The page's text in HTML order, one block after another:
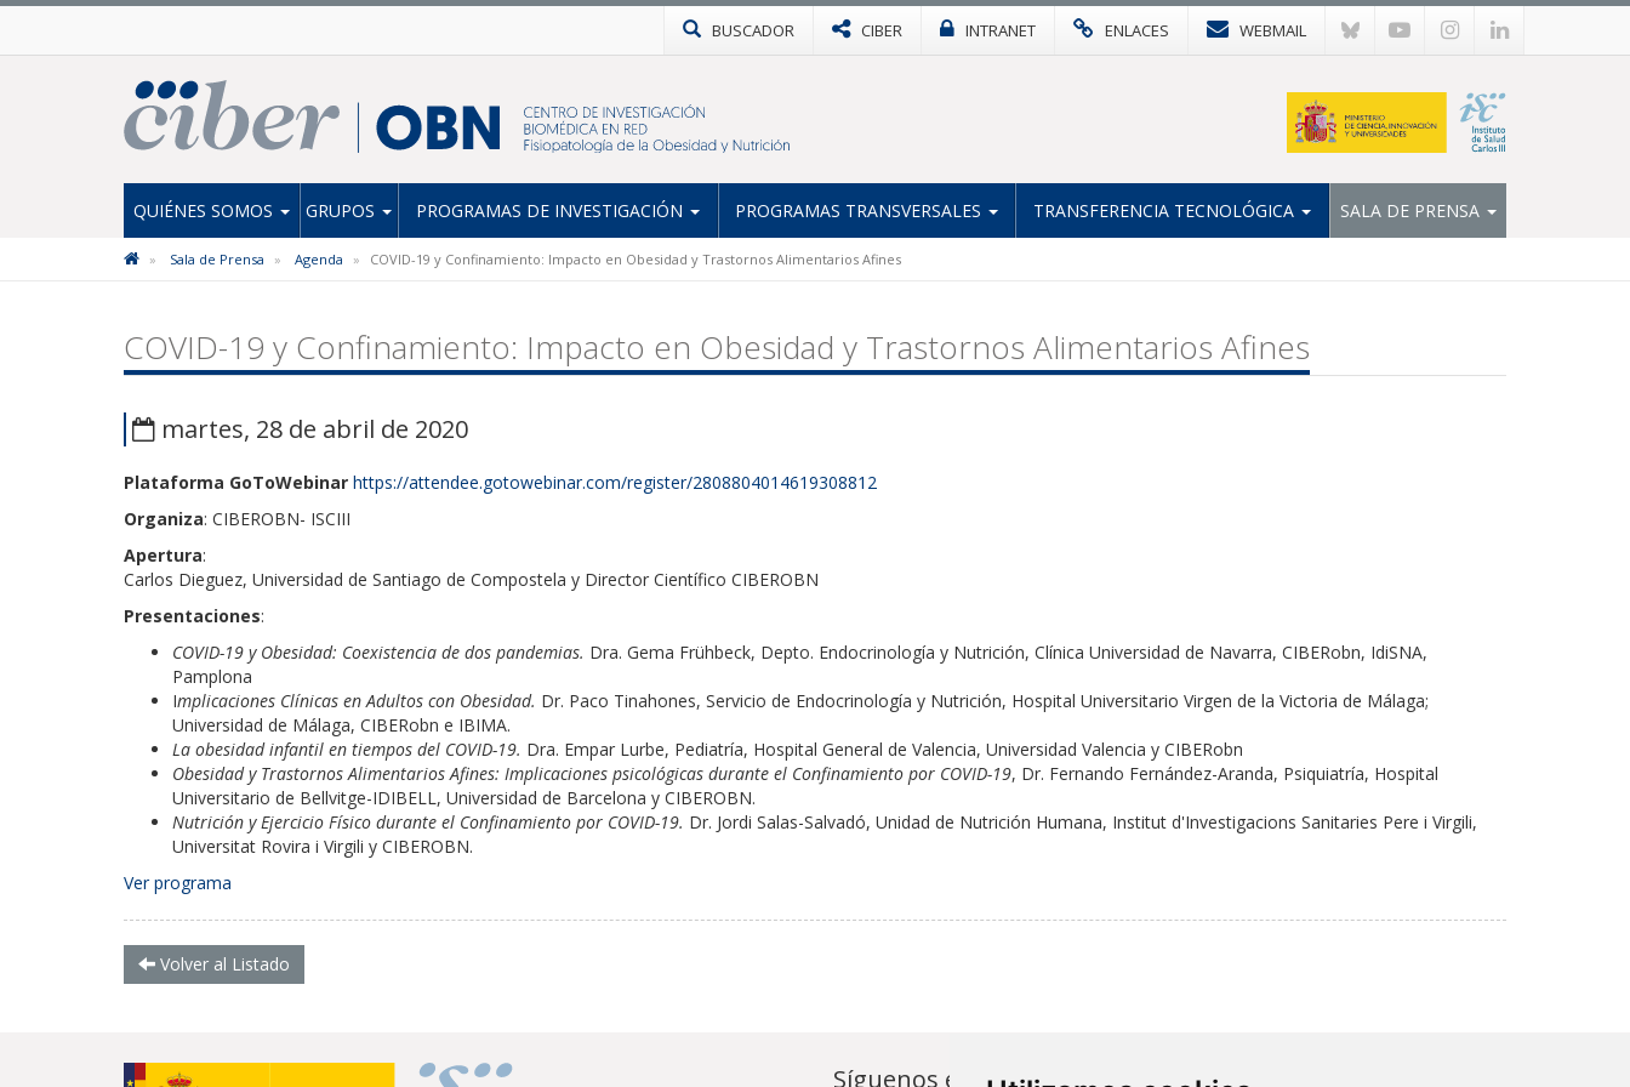
BUSCADOR CIBER INTRANET ENLACES WEBMAIL
QUIÉNES SOMOS GRUPOS PROGRAMAS DE INVESTIGACIÓN PROGRAMAS TRANSVERSALES TRANSFERENCIA TECNOLÓGICA SALA DE PRENSA
Sala de Prensa Agenda COVID-19 y Confinamiento: Impacto en Obesidad y Trastornos Alimentarios Afines
COVID-19 y Confinamiento: Impacto en Obesidad y Trastornos Alimentarios Afines
martes, 28 de abril de 2020
Plataforma GoToWebinar https://attendee.gotowebinar.com/register/2808804014619308812
Organiza: CIBEROBN- ISCIII
Apertura:
Carlos Dieguez, Universidad de Santiago de Compostela y Director Científico CIBEROBN
Presentaciones:
COVID-19 y Obesidad: Coexistencia de dos pandemias. Dra. Gema Frühbeck, Depto. Endocrinología y Nutrición, Clínica Universidad de Navarra, CIBERobn, IdiSNA,
Pamplona
Implicaciones Clínicas en Adultos con Obesidad. Dr. Paco Tinahones, Servicio de Endocrinología y Nutrición, Hospital Universitario Virgen de la Victoria de Málaga;
Universidad de Málaga, CIBERobn e IBIMA.
La obesidad infantil en tiempos del COVID-19. Dra. Empar Lurbe, Pediatría, Hospital General de Valencia, Universidad Valencia y CIBERobn
Obesidad y Trastornos Alimentarios Afines: Implicaciones psicológicas durante el Confinamiento por COVID-19, Dr. Fernando Fernández-Aranda, Psiquiatría, Hospital
Universitario de Bellvitge-IDIBELL, Universidad de Barcelona y CIBEROBN.
Nutrición y Ejercicio Físico durante el Confinamiento por COVID-19. Dr. Jordi Salas-Salvadó, Unidad de Nutrición Humana, Institut d'Investigacions Sanitaries Pere i Virgili,
Universitat Rovira i Virgili y CIBEROBN.
Ver programa
Volver al Listado
Síguenos en... Contacto